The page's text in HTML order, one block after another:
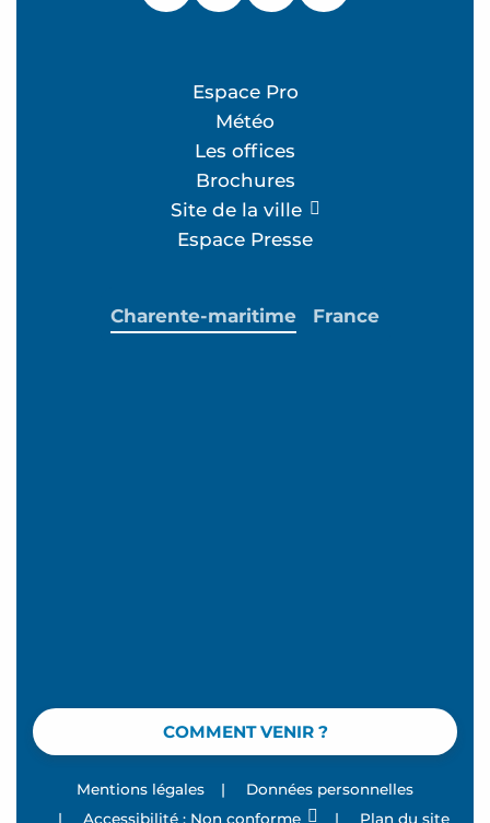
Espace Pro
Météo
Les offices
Brochures
Site de la ville
Espace Presse
COMMENT VENIR ?
Charente-maritime France
Mentions légales |
Données personnelles
|
Accessibilité : Non conforme | Plan du site